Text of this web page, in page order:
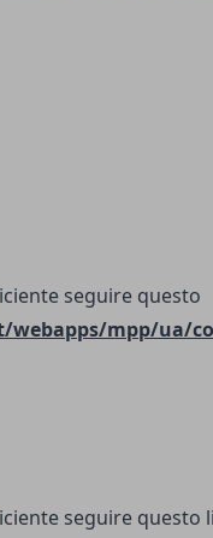
seguire questo
mpp/ua/
seguire questo